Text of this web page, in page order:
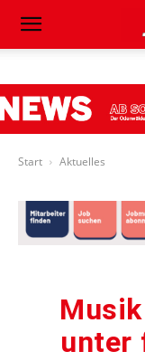
Start Aktuelles
unter